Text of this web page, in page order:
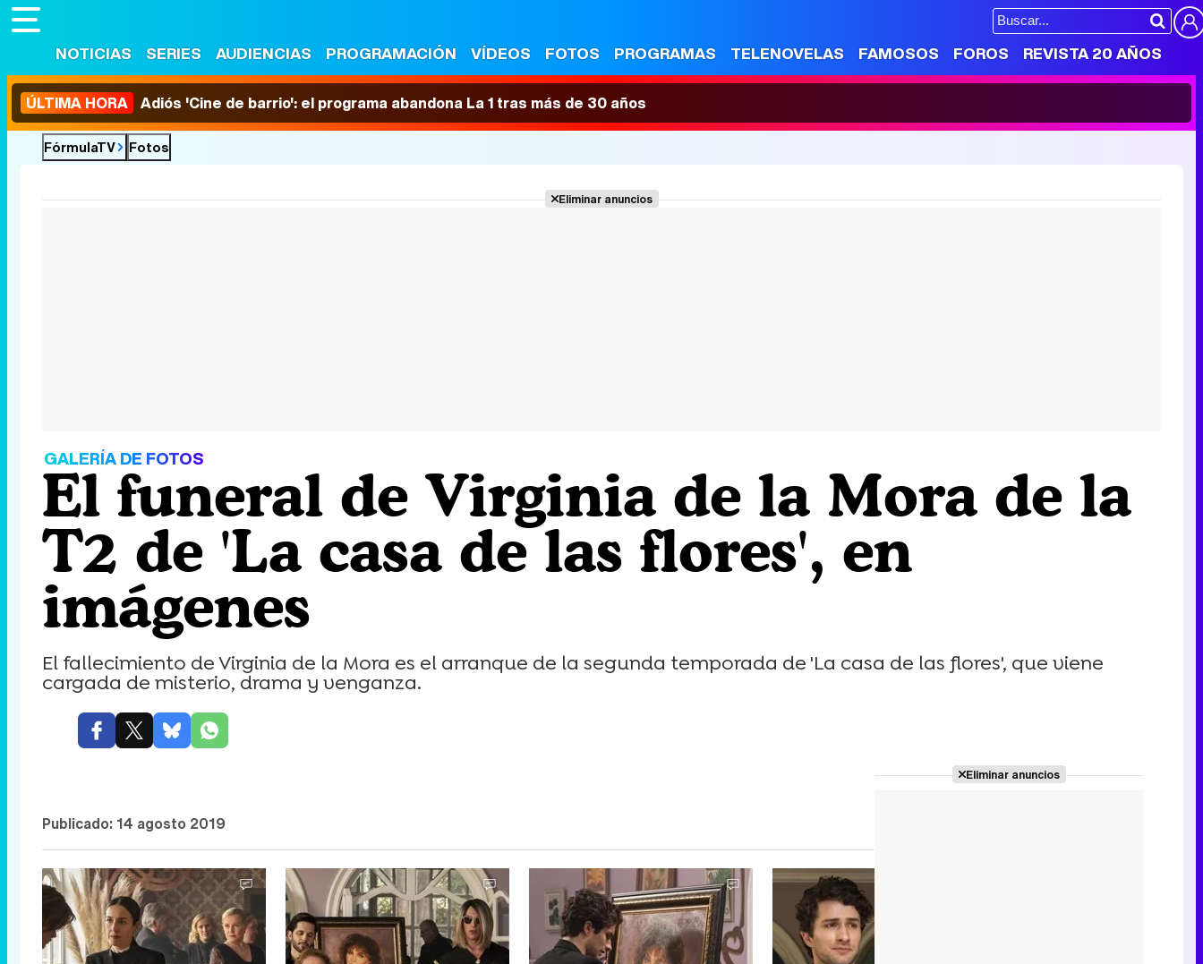
NOTICIAS SERIES AUDIENCIAS PROGRAMACIÓN VÍDEOS FOTOS PROGRAMAS TELENOVELAS FAMOSOS FOROS REVISTA 20 AÑOS
ÚLTIMA HORA Adiós 'Cine de barrio': el programa abandona La 1 tras más de 30 años
FórmulaTV Fotos
Eliminar anuncios
GALERÍA DE FOTOS
El funeral de Virginia de la Mora de la
T2 de 'La casa de las flores', en
imágenes
El fallecimiento de Virginia de la Mora es el arranque de la segunda temporada de 'La casa de las flores', que viene
cargada de misterio, drama y venganza.
Publicado: 14 agosto 2019
Eliminar anuncios